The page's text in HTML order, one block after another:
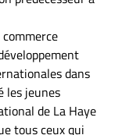
dans
les jeunes
de La Haye
tous ceux qui